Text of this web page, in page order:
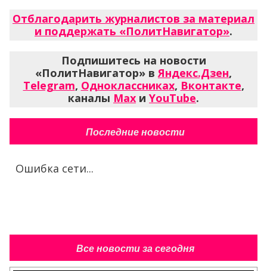
Отблагодарить журналистов за материал
и поддержать «ПолитНавигатор».
Подпишитесь на новости
«ПолитНавигатор» в Яндекс.Дзен,
Telegram, Одноклассниках, Вконтакте,
каналы Max и YouTube.
Последние новости
Ошибка сети...
Все новости за сегодня